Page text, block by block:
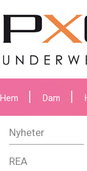
Hem Dam
Nyheter
REA